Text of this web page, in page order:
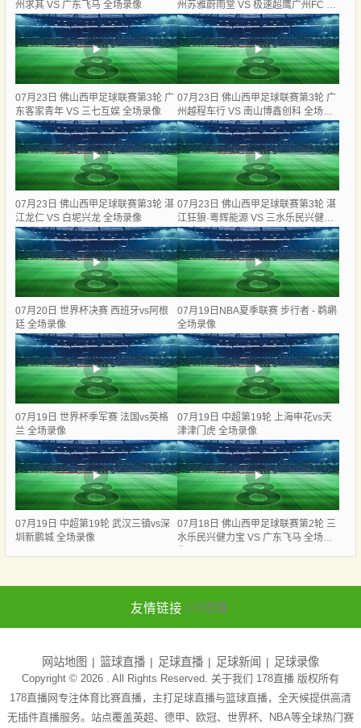
州求其 VS 广东飞马 全场录像
州苏雅蔚雨堂 VS 极速超鹰广州FC 全
场录像
07月23日 佛山西甲足球联赛第3轮 广
东客家青年 VS 三七互娱 全场录像
07月23日 佛山西甲足球联赛第3轮 广
州越程车行 VS 南山博鑫创科 全场录
像
07月23日 佛山西甲足球联赛第3轮 湛
江龙仁 VS 白坭兴龙 全场录像
07月23日 佛山西甲足球联赛第3轮 湛
江狂狼·粵辉能源 VS 三水乐民兴健力
宝 全场录像
07月20日 世界杯决赛 西班牙vs阿根
廷 全场录像
07月19日NBA夏季联赛 步行者 - 鹈鹕
全场录像
07月19日 世界杯季军赛 法国vs英格
兰 全场录像
07月19日 中超第19轮 上海申花vs天
津津门虎 全场录像
07月19日 中超第19轮 武汉三镇vs深
圳新鹏城 全场录像
07月18日 佛山西甲足球联赛第2轮 三
水乐民兴健力宝 VS 广东飞马 全场录
友情链接 178直播
网站地图 篮球直播 足球直播 足球新闻 足球录像
Copyright © 2026 . All Rights Reserved. 关于我们 178直播 版权所有
178直播网专注体育比赛直播，主打足球直播与篮球直播，全天候提供高清
无插件直播服务。站点覆盖英超、德甲、欧冠、世界杯、NBA等全球热门赛